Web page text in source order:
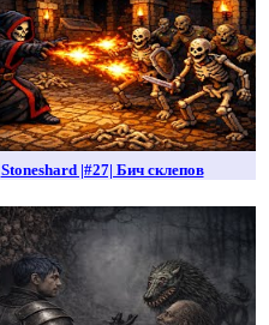
Stoneshard |#27| Бич склепов